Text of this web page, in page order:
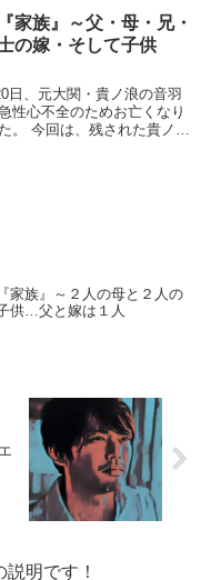
家族』～父・母・兄・
の嫁・そして子供
日、元大関・貴ノ浪の音羽
性心不全のためお亡くなり
。 今回は、残された貴ノ浪
家族』～２人の母と２人の
供…父と嫁は１人
明です！